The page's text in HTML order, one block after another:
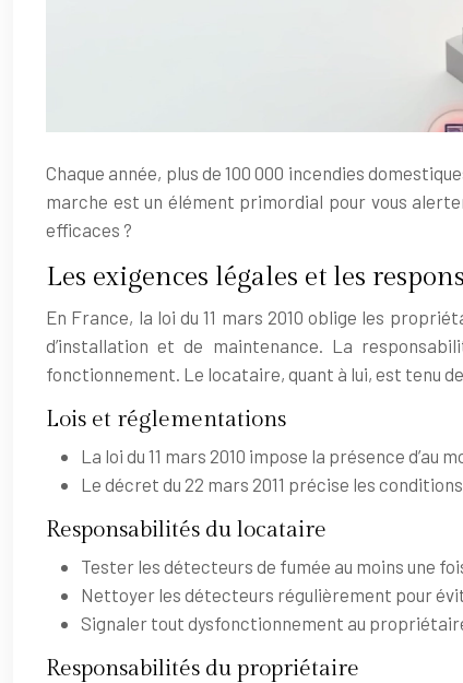
Chaque année, plus de 100 000 incendies
marche est un élément primordial pour vous
efficaces ?
Les exigences légales et les
En France, la loi du 11 mars 2010 oblige les
d’installation et de maintenance. La
fonctionnement. Le locataire, quant à lui, est tenu
Lois et réglementations
La loi du 11 mars 2010 impose la présence
Le décret du 22 mars 2011 précise les
Responsabilités du locataire
Tester les détecteurs de fumée au moins une
Nettoyer les détecteurs régulièrement pour
Signaler tout dysfonctionnement au
Responsabilités du propriétaire